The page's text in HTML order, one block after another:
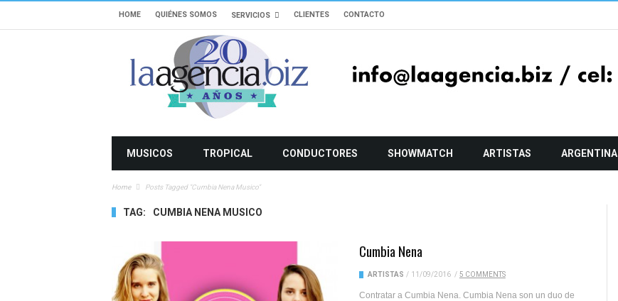
HOME QUIÉNES SOMOS SERVICIOS CLIENTES CONTACTO
MUSICOS TROPICAL CONDUCTORES SHOWMATCH ARTISTAS ARGENTINA
Home Posts Tagged "cumbia Nena Musico"
TAG: CUMBIA NENA MUSICO
Cumbia Nena
ARTISTAS / 11/09/2016 / 5 COMMENTS
Contratar a Cumbia Nena. Cumbia Nena son un duo de